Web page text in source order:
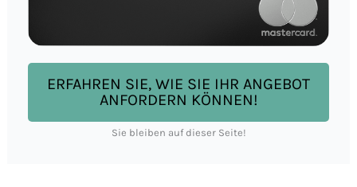
ERFAHREN SIE, WIE SIE IHR ANGEBOT
ANFORDERN KÖNNEN!
Sie bleiben auf dieser Seite!